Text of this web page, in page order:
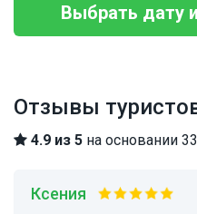
Выбрать дату
Отзывы
4.9 из 5 на основании
Ксения